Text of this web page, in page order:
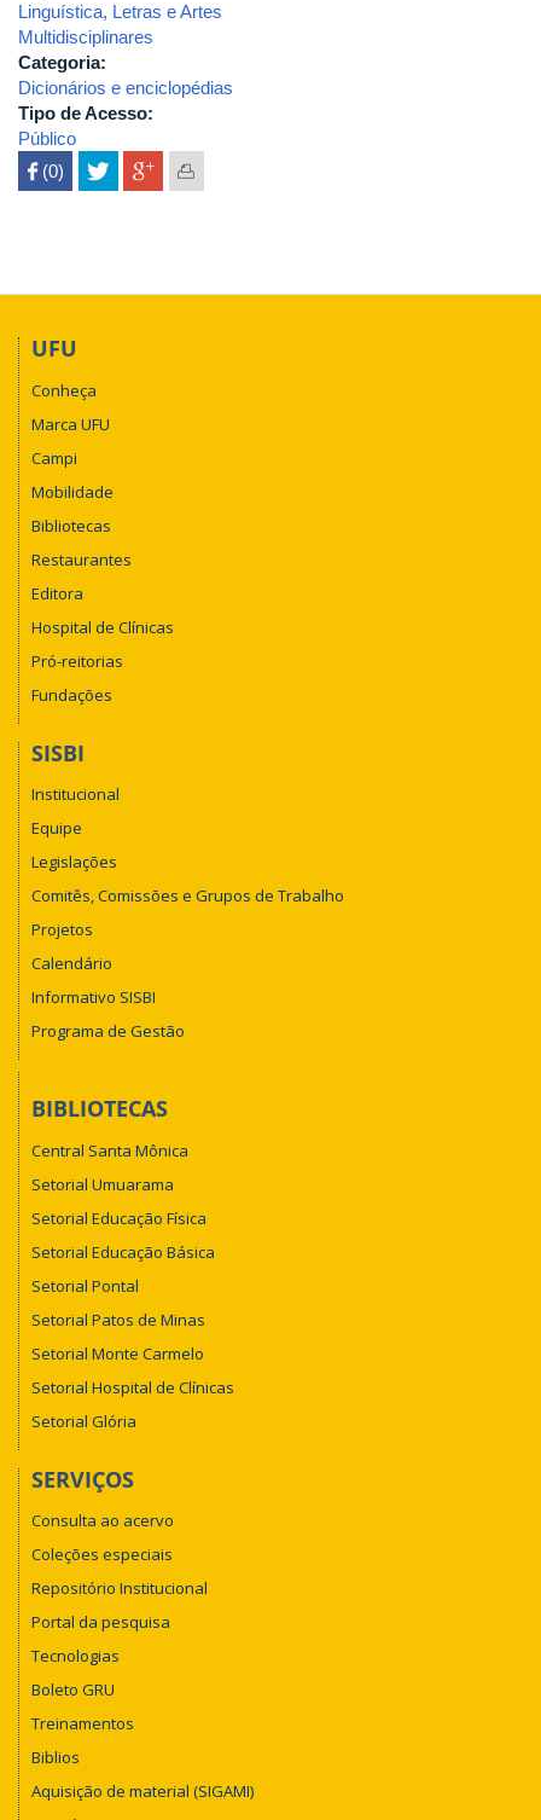
Linguística, Letras e Artes
Multidisciplinares
Categoria:
Dicionários e enciclopédias
Tipo de Acesso:
Público
 (0)
UFU
Conheça
Marca UFU
Campi
Mobilidade
Bibliotecas
Restaurantes
Editora
Hospital de Clínicas
Pró-reitorias
Fundações
SISBI
Institucional
Equipe
Legislações
Comitês, Comissões e Grupos de Trabalho
Projetos
Calendário
Informativo SISBI
Programa de Gestão
BIBLIOTECAS
Central Santa Mônica
Setorial Umuarama
Setorial Educação Física
Setorial Educação Básica
Setorial Pontal
Setorial Patos de Minas
Setorial Monte Carmelo
Setorial Hospital de Clínicas
Setorial Glória
SERVIÇOS
Consulta ao acervo
Coleções especiais
Repositório Institucional
Portal da pesquisa
Tecnologias
Boleto GRU
Treinamentos
Biblios
Aquisição de material (SIGAMI)